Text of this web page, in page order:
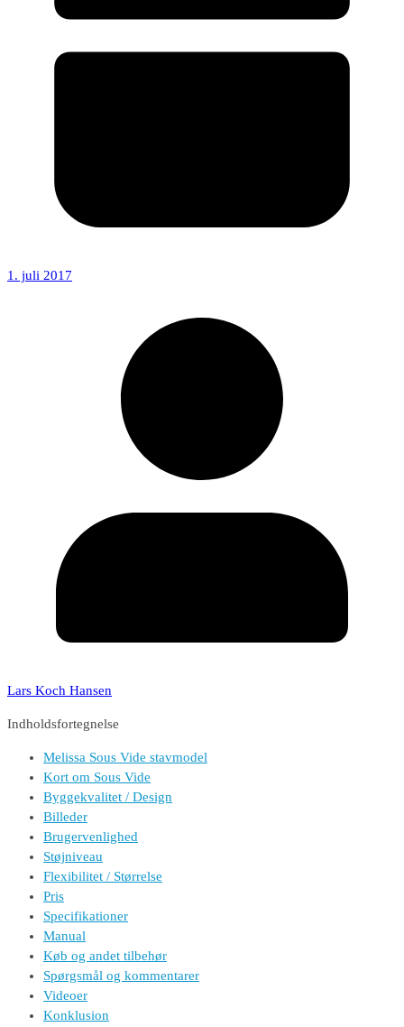
1. juli 2017
Lars Koch Hansen
Indholdsfortegnelse
Melissa Sous Vide stavmodel
Kort om Sous Vide
Byggekvalitet / Design
Billeder
Brugervenlighed
Støjniveau
Flexibilitet / Størrelse
Pris
Specifikationer
Manual
Køb og andet tilbehør
Spørgsmål og kommentarer
Videoer
Konklusion